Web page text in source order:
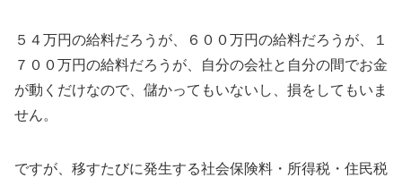
５４万円の給料だろうが、６００万円の給料だろうが、１
７００万円の給料だろうが、自分の会社と自分の間でお金
が動くだけなので、儲かってもいないし、損をしてもいま
せん。
ですが、移すたびに発生する社会保険料・所得税・住民税